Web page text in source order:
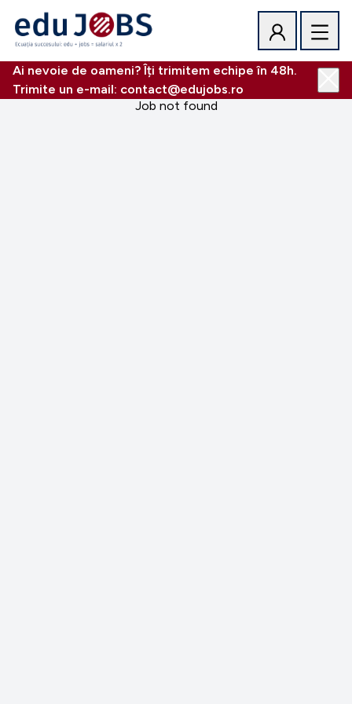
Ai nevoie de oameni? Îți trimitem echipe în 48h.
Trimite un e-mail: contact@edujobs.ro
Job not found